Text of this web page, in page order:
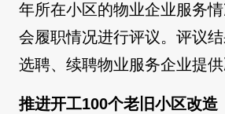
年所在小区的物业企业服务
会履职情况进行评议。评议
选聘、续聘物业服务企业提供
推进开工100个老旧小区改造